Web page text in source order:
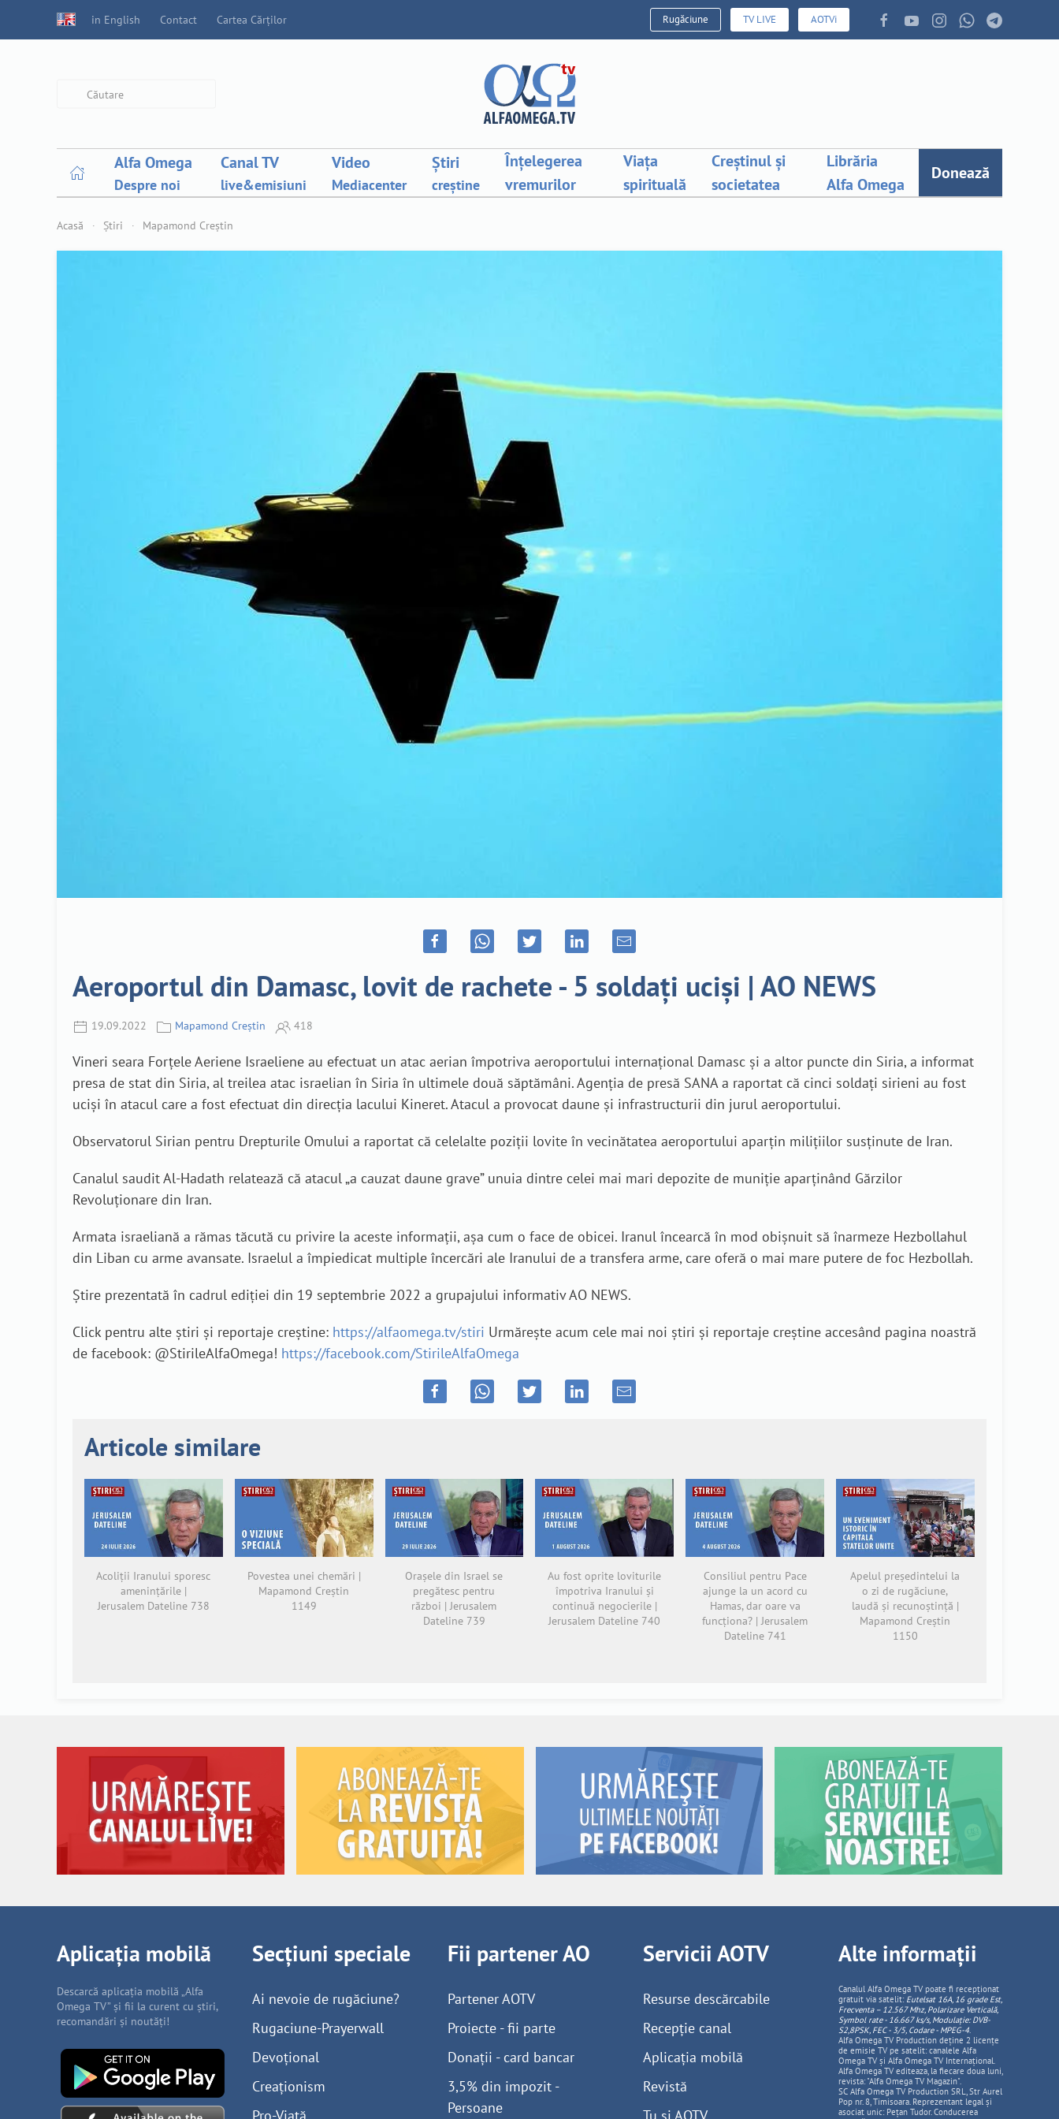
in English Contact Cartea Cărților Rugăciune TV LIVE AOTVi
Alfa Omega
Despre noi
Canal TV
live&emisiuni
Video
Mediacenter
Știri
creștine
Înțelegerea
vremurilor
Viața
spirituală
Creștinul și
societatea
Librăria
Alfa Omega
Donează
Acasă Știri Mapamond Creștin
Aeroportul din Damasc, lovit de rachete - 5 soldați uciși | AO NEWS
19.09.2022 Mapamond Creștin 418
Vineri seara Forțele Aeriene Israeliene au efectuat un atac aerian împotriva aeroportului internațional Damasc și a altor puncte din Siria, a informat
presa de stat din Siria, al treilea atac israelian în Siria în ultimele două săptămâni. Agenția de presă SANA a raportat că cinci soldați sirieni au fost
uciși în atacul care a fost efectuat din direcția lacului Kineret. Atacul a provocat daune și infrastructurii din jurul aeroportului.
Observatorul Sirian pentru Drepturile Omului a raportat că celelalte poziții lovite în vecinătatea aeroportului aparțin milițiilor susținute de Iran.
Canalul saudit Al-Hadath relatează că atacul „a cauzat daune grave” unuia dintre celei mai mari depozite de muniție aparținând Gărzilor
Revoluționare din Iran.
Armata israeliană a rămas tăcută cu privire la aceste informații, așa cum o face de obicei. Iranul încearcă în mod obișnuit să înarmeze Hezbollahul
din Liban cu arme avansate. Israelul a împiedicat multiple încercări ale Iranului de a transfera arme, care oferă o mai mare putere de foc Hezbollah.
Știre prezentată în cadrul ediției din 19 septembrie 2022 a grupajului informativ AO NEWS.
Click pentru alte știri și reportaje creștine: https://alfaomega.tv/stiri Urmărește acum cele mai noi știri și reportaje creștine accesând pagina noastră
de facebook: @StirileAlfaOmega! https://facebook.com/StirileAlfaOmega
Articole similare
Acoliții Iranului sporesc
amenințările |
Jerusalem Dateline 738
Povestea unei chemări |
Mapamond Creștin
1149
Orașele din Israel se
pregătesc pentru
război | Jerusalem
Dateline 739
Au fost oprite loviturile
împotriva Iranului și
continuă negocierile |
Jerusalem Dateline 740
Consiliul pentru Pace
ajunge la un acord cu
Hamas, dar oare va
funcționa? | Jerusalem
Dateline 741
Apelul președintelui la
o zi de rugăciune,
laudă și recunoștință |
Mapamond Creștin
1150
Aplicația mobilă
Descarcă aplicația mobilă „Alfa
Omega TV” și fii la curent cu știri,
recomandări și noutăți!
Secțiuni speciale
Ai nevoie de rugăciune?
Rugaciune-Prayerwall
Devoțional
Creaționism
Fii partener AO
Partener AOTV
Proiecte - fii parte
Donații - card bancar
3,5% din impozit -
Persoane
Servicii AOTV
Resurse descărcabile
Recepție canal
Aplicația mobilă
Revistă
Alte informații
Canalul Alfa Omega TV poate fi recepționat
gratuit via satelit: Eutelsat 16A, 16 grade Est,
Frecventa – 12.567 Mhz, PolarizareVerticală,
Symbol rate - 16.667 ks/s, Modulație: DVB-
S2,8PSK, FEC - 3/5, Codare - MPEG-4.
Alfa Omega TV Production deține 2 licențe
de emisie TV pe satelit: canalele Alfa
Omega TV și Alfa Omega TV Internațional.
Alfa Omega TV editeaza, la fiecare doua luni,
revista: "Alfa Omega TV Magazin".
SC Alfa Omega TV Production SRL, Str Aurel
Pop nr. 8, Timisoara. Reprezentant legal și
asociat unic: Pețan Tudor. Conducerea